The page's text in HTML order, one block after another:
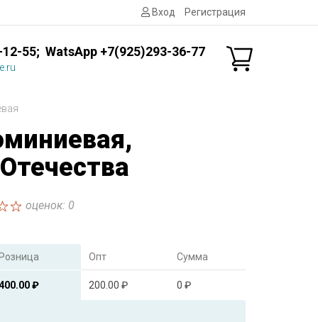
Вход Регистрация
55; WatsApp +7(925)293-36-77
оценок: 0
Опт Сумма
₽ 200.00 ₽ 0 ₽